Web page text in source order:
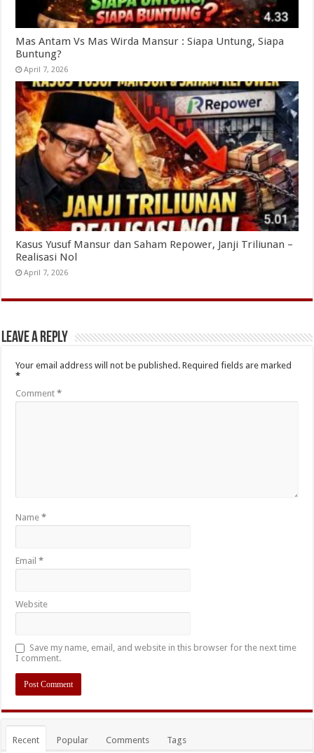
Mas Antam Vs Mas Wirda Mansur : Siapa Untung, Siapa
Buntung?
April 7, 2026
Kasus Yusuf Mansur dan Saham Repower, Janji Triliunan –
Realisasi Nol
April 7, 2026
Leave a Reply
Your email address will not be published. Required fields are marked
*
Comment*
Name*
Email*
Website
Save my name, email, and website in this browser for the next time
I comment.
Recent Popular Comments Tags